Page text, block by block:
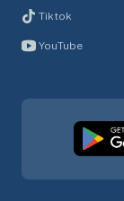
Tiktok
YouTube